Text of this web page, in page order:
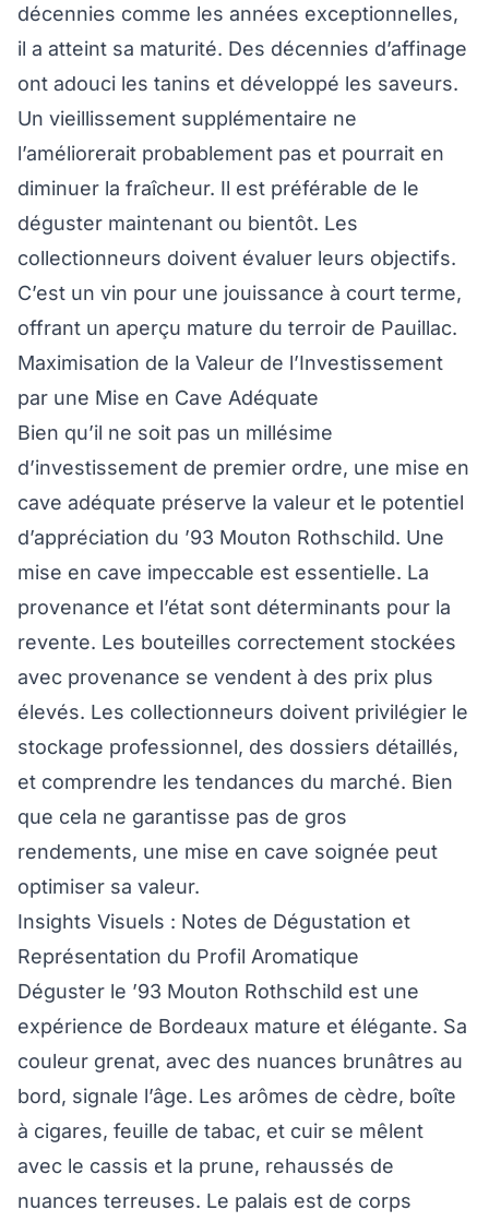
décennies comme les années exceptionnelles,
il a atteint sa maturité. Des décennies d’affinage
ont adouci les tanins et développé les saveurs.
Un vieillissement supplémentaire ne
l’améliorerait probablement pas et pourrait en
diminuer la fraîcheur. Il est préférable de le
déguster maintenant ou bientôt. Les
collectionneurs doivent évaluer leurs objectifs.
C’est un vin pour une jouissance à court terme,
offrant un aperçu mature du terroir de Pauillac.
Maximisation de la Valeur de l’Investissement
par une Mise en Cave Adéquate
Bien qu’il ne soit pas un millésime
d’investissement de premier ordre, une mise en
cave adéquate préserve la valeur et le potentiel
d’appréciation du ’93 Mouton Rothschild. Une
mise en cave impeccable est essentielle. La
provenance et l’état sont déterminants pour la
revente. Les bouteilles correctement stockées
avec provenance se vendent à des prix plus
élevés. Les collectionneurs doivent privilégier le
stockage professionnel, des dossiers détaillés,
et comprendre les tendances du marché. Bien
que cela ne garantisse pas de gros
rendements, une mise en cave soignée peut
optimiser sa valeur.
Insights Visuels : Notes de Dégustation et
Représentation du Profil Aromatique
Déguster le ’93 Mouton Rothschild est une
expérience de Bordeaux mature et élégante. Sa
couleur grenat, avec des nuances brunâtres au
bord, signale l’âge. Les arômes de cèdre, boîte
à cigares, feuille de tabac, et cuir se mêlent
avec le cassis et la prune, rehaussés de
nuances terreuses. Le palais est de corps